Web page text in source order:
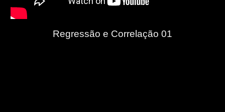
Regressão e Correlação 01